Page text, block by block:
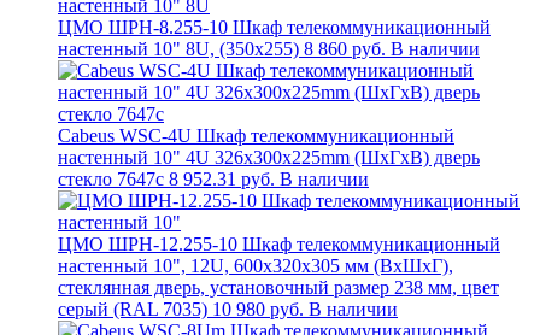
ЦМО ШРН-8.255-10 Шкаф телекоммуникационный
настенный 10" 8U, (350х255) 8 860 руб. В наличии
Cabeus WSC-4U Шкаф телекоммуникационный
настенный 10" 4U 326x300x225mm (ШхГхВ) дверь
стекло 7647c 8 952.31 руб. В наличии
ЦМО ШРН-12.255-10 Шкаф телекоммуникационный
настенный 10", 12U, 600х320х305 мм (ВхШхГ),
стеклянная дверь, установочный размер 238 мм, цвет
серый (RAL 7035) 10 980 руб. В наличии